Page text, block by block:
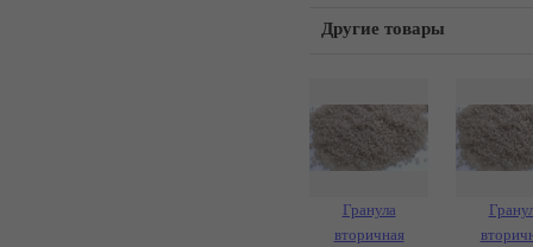
Другие товары
Гранула
вторичная